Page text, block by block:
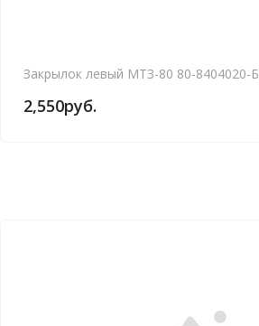
Закрылок левый МТЗ-80 80-8404020-Б
2,550руб.